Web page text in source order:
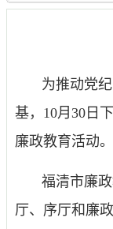
为推动党
基，10月30日
廉政教育活动。
福清市廉
厅、序厅和廉